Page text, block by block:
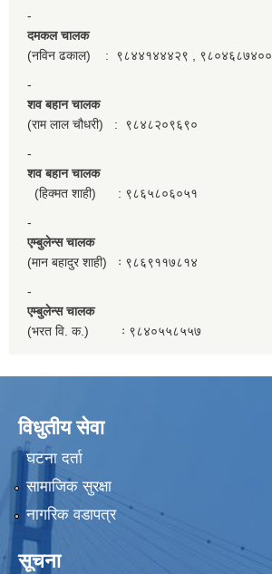
-
दमकल चालक
(नविन ढकाल) : ९८४४१४४४२९ , ९८०४६८७४००
-
शव बहान चालक
(राम लाल चौधरी) : ९८४८२०९६९०
-
शव बहान चालक
(हिक्मत शाही) : ९८६५८०६०५१
-
एम्बुलेन्स चालक
(मान बहादुर शाही) ः ९८६९११७८१४
-
एम्बुलेन्स चालक
(भरत वि. क.) ः ९८४०५५८५५७
विधुतीय सेवा
घटना दर्ता
सामाजिक सुरक्षा
नागरिक वडापत्र
सूचना